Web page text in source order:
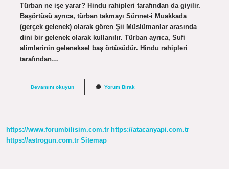
Türban ne işe yarar? Hindu rahipleri tarafından da giyilir.
Başörtüsü ayrıca, türban takmayı Sünnet-i Muakkada
(gerçek gelenek) olarak gören Şii Müslümanlar arasında
dini bir gelenek olarak kullanılır. Türban ayrıca, Sufi
alimlerinin geleneksel baş örtüsüdür. Hindu rahipleri
tarafından…
Devamını okuyunTürbanın
Yorum Bırak
https://www.forumbilisim.com.tr https://atacanyapi.com.tr
https://astrogun.com.tr Sitemap